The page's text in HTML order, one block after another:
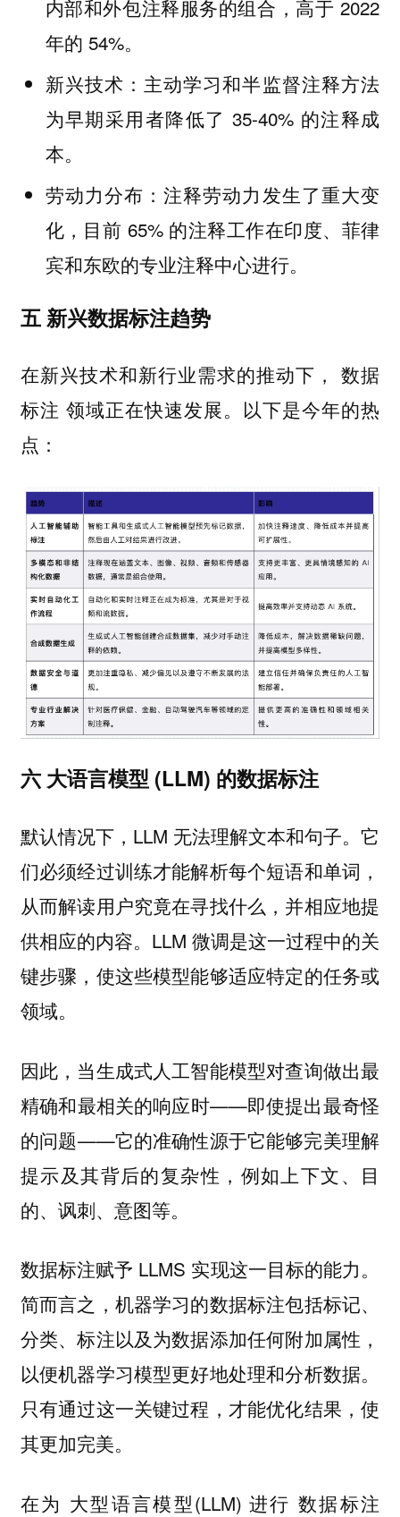
内部和外包注释服务的组合，高于 2022
年的 54%。
新兴技术 ：主动学习和半监督注释方法
为早期采用者降低了 35-40% 的注释成
本。
劳动力分布 ：注释劳动力发生了重大变
化，目前 65% 的注释工作在印度、菲律
宾和东欧的专业注释中心进行。
五 新兴数据标注趋势
在新兴技术和新行业需求的推动下， 数据
标注 领域正在快速发展。以下是今年的热
点：
六 大语言模型 (LLM) 的数据标注
默认情况下，LLM 无法理解文本和句子。它
们必须经过训练才能解析每个短语和单词，
从而解读用户究竟在寻找什么，并相应地提
供相应的内容。LLM 微调是这一过程中的关
键步骤，使这些模型能够适应特定的任务或
领域。
因此，当生成式人工智能模型对查询做出最
精确和最相关的响应时——即使提出最奇怪
的问题——它的准确性源于它能够完美理解
提示及其背后的复杂性，例如上下文、目
的、讽刺、意图等。
数据标注赋予 LLMS 实现这一目标的能力。
简而言之，机器学习的数据标注包括标记、
分类、标注以及为数据添加任何附加属性，
以便机器学习模型更好地处理和分析数据。
只有通过这一关键过程，才能优化结果，使
其更加完美。
在为 大型语言模型(LLM) 进行 数据标注